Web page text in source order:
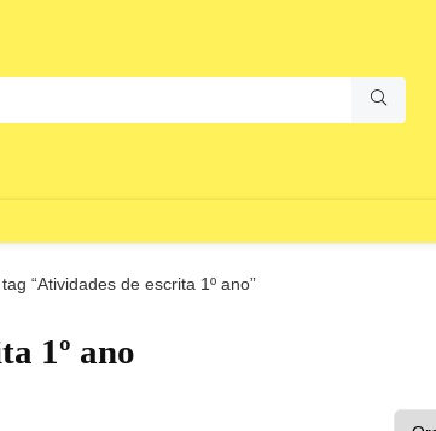
“Atividades de escrita 1º ano”
1º ano